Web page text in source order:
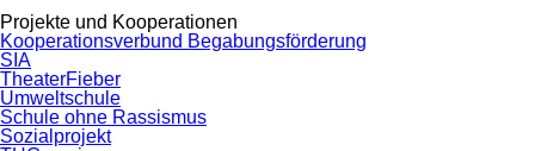
Projekte und Kooperationen
Kooperationsverbund Begabungsförderung
SIA
TheaterFieber
Umweltschule
Schule ohne Rassismus
Sozialprojekt